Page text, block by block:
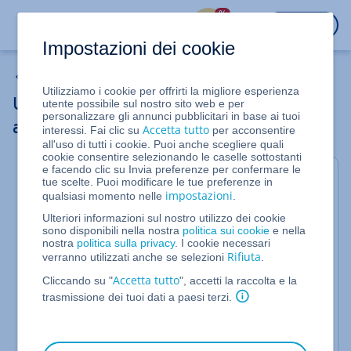
%
Utilizzare la console seriale per accedere
al server (Server Dedicato)
Per Server Dedicati gestiti nel Cloud Panel
Questo articolo spiega come utilizzare la console
seriale per accedere al server nel caso in cui il tuo
Server Dedicato non fosse più accessibile tramite
SSH o connessione desktop remota.
La console seriale ti permette di gestire il tuo Server
Dedicato in modo alternativo. Se il Server Dedicato
non è più accessibile tramite SSH o connessione
Impostazioni dei cookie
Utilizziamo i cookie per offrirti la migliore esperienza
utente possibile sul nostro sito web e per
personalizzare gli annunci pubblicitari in base ai tuoi
interessi. Fai clic suAccetta tutto per acconsentire
all'uso di tutti i cookie. Puoi anche scegliere quali
cookie consentire selezionando le caselle sottostanti
e facendo clic su Invia preferenze per confermare le
tue scelte. Puoi modificare le tue preferenze in
qualsiasi momento nelle impostazioni
Ulteriori informazioni sul nostro utilizzo dei cookie
sono disponibili nella nostra politica sui cookie e nella
nostra politica sulla privacy. I cookie necessari
verranno utilizzati anche se selezioni Rifiuta
Cliccando su "Accetta tutto", accetti la raccolta e la
trasmissione dei tuoi dati a paesi terzi.